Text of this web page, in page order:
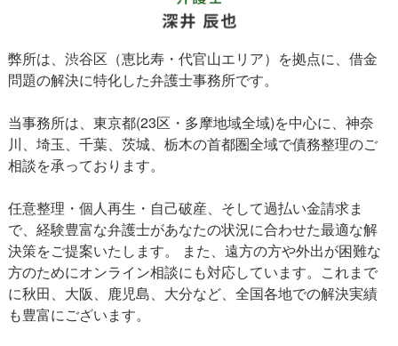
弊所は、渋谷区（恵比寿・代官山エリア）を拠点に、借金
問題の解決に特化した弁護士事務所です。
当事務所は、東京都(23区・多摩地域全域)を中心に、神奈
川、埼玉、千葉、茨城、栃木の首都圏全域で債務整理のご
相談を承っております。
任意整理・個人再生・自己破産、そして過払い金請求ま
で、経験豊富な弁護士があなたの状況に合わせた最適な解
決策をご提案いたします。 また、遠方の方や外出が困難な
方のためにオンライン相談にも対応しています。これまで
に秋田、大阪、鹿児島、大分など、全国各地での解決実績
も豊富にございます。